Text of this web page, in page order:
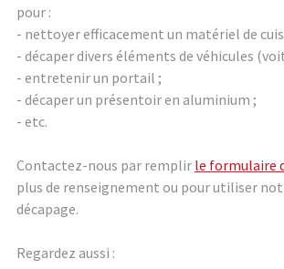
pour :
- nettoyer efficacement un matériel de
- décaper divers éléments de véhicules
- entretenir un portail ;
- décaper un présentoir en aluminium ;
- etc.
Contactez-nous par remplir le formulaire
plus de renseignement ou pour utiliser
décapage.
Regardez aussi :